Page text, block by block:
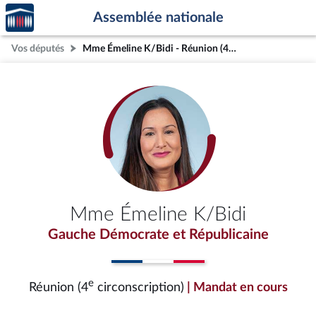
Aller au contenu
Aller en bas de la page
Accèder
à la
page
d'accueil
Assemblée nationale
Vos députés Mme Émeline K/Bidi - Réunion (4e circonscription)
Mme Émeline K/Bidi
Gauche Démocrate et Républicaine
Réunion (4ecirconscription) | Mandat en cours